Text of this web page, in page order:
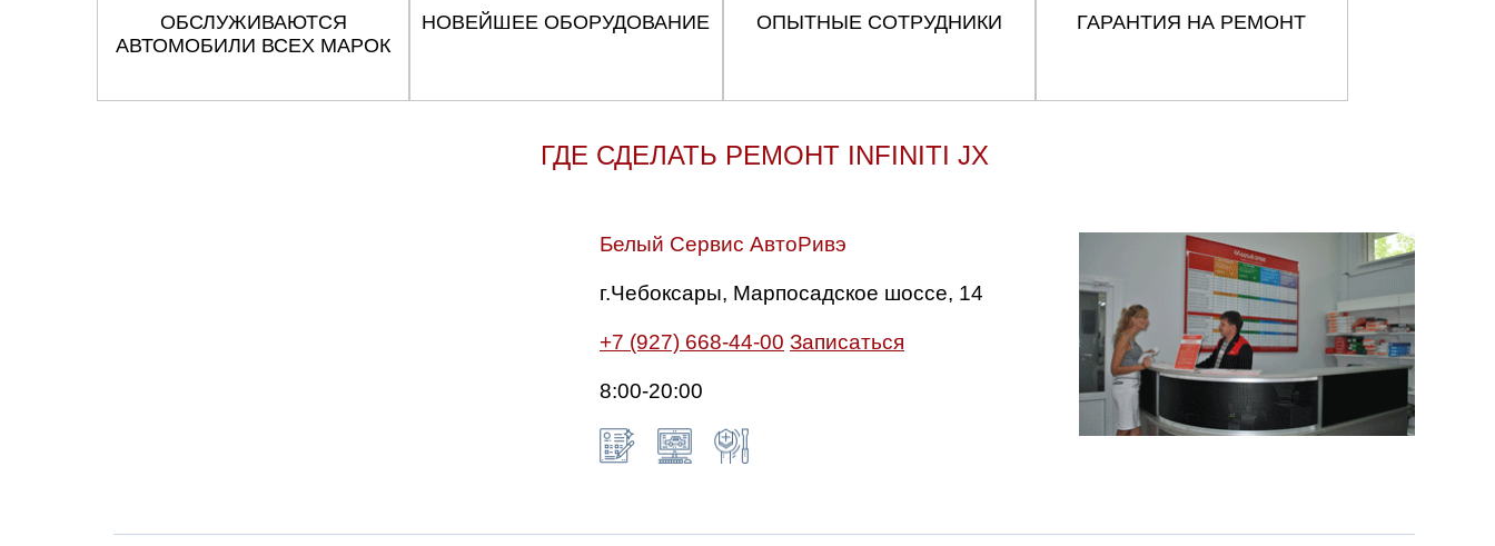
ОБСЛУЖИВАЮТСЯ
АВТОМОБИЛИ ВСЕХ МАРОК
НОВЕЙШЕЕ ОБОРУДОВАНИЕ ОПЫТНЫЕ СОТРУДНИКИ ГАРАНТИЯ НА РЕМОНТ
ГДЕ СДЕЛАТЬ РЕМОНТ INFINITI JX
Белый Сервис АвтоРивэ
г.Чебоксары, Марпосадское шоссе, 14
+7 (927) 668-44-00 Записаться
8:00-20:00